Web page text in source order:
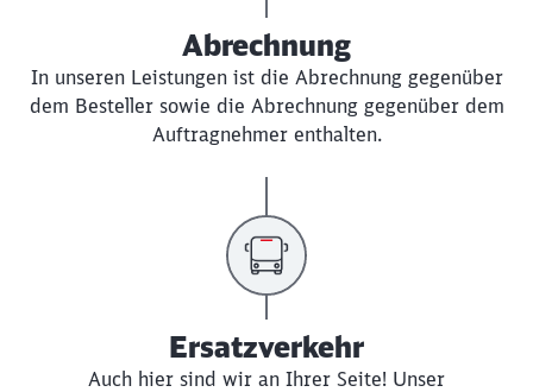
Abrechnung
In unseren Leistungen ist die Abrechnung gegenüber
dem Besteller sowie die Abrechnung gegenüber dem
Auftragnehmer enthalten.
Ersatzverkehr
Auch hier sind wir an Ihrer Seite! Unser